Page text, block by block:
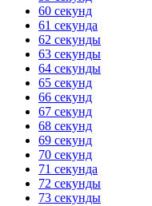
60 секунд
61 секунда
62 секунды
63 секунды
64 секунды
65 секунд
66 секунд
67 секунд
68 секунд
69 секунд
70 секунд
71 секунда
72 секунды
73 секунды